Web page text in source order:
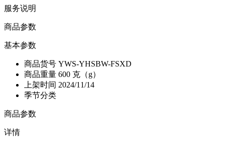
服务说明
商品参数
基本参数
商品货号 YWS-YHSBW-FSXD
商品重量 600 克（g）
上架时间 2024/11/14
季节分类
商品参数
详情